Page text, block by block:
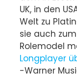
UK, in den
Welt zu
sie auch
Rolemodel
Longplayer
-Warner